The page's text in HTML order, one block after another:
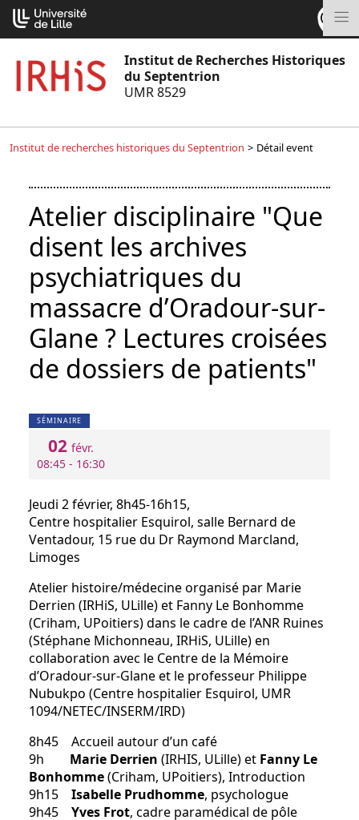
Aller
au
contenu
Institut de Recherches Historiques
du Septentrion
UMR 8529
Institut de recherches historiques du Septentrion > Détail event
Atelier disciplinaire "Que
disent les archives
psychiatriques du
massacre d’Oradour-sur-
Glane ? Lectures croisées
de dossiers de patients"
SÉMINAIRE
02 févr.
08:45 - 16:30
Jeudi 2 février, 8h45-16h15,
Centre hospitalier Esquirol, salle Bernard de
Ventadour, 15 rue du Dr Raymond Marcland,
Limoges
Atelier histoire/médecine organisé par Marie
Derrien (IRHiS, ULille) et Fanny Le Bonhomme
(Criham, UPoitiers) dans le cadre de l’ANR Ruines
(Stéphane Michonneau, IRHiS, ULille) en
collaboration avec le Centre de la Mémoire
d’Oradour-sur-Glane et le professeur Philippe
Nubukpo (Centre hospitalier Esquirol, UMR
1094/NETEC/INSERM/IRD)
8h45 Accueil autour d’un café
9h Marie Derrien (IRHIS, ULille) et Fanny Le
Bonhomme(Criham, UPoitiers), Introduction
9h15 Isabelle Prudhomme, psychologue
9h45 Yves Frot, cadre paramédical de pôle
Cookies management panel